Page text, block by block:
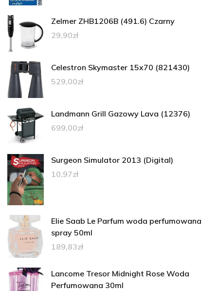
Zelmer ZHB1206B (491.6) Czarny
29,90zł
Celestron Skymaster 15x70 (821430)
529,00zł
Landmann Grill Gazowy Lava (12376)
699,00zł
Surgeon Simulator 2013 (Digital)
10,97zł
Elie Saab Le Parfum woda perfumowana
spray 50ml
189,83zł
Lancome Tresor Midnight Rose Woda
Perfumowana 30ml